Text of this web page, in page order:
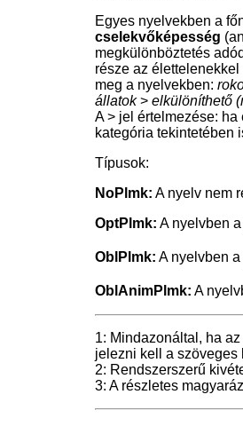
Egyes nyelvekben a
cselekvőképesség
megkülönböztetés
része az
meg a nyelvekben:
állatok>elkülöníthető
A > jel értelmezése:
kategória tekintetében
Típusok:
NoPlmk: A nyelv nem
OptPlmk: A nyelvben
OblPlmk: A nyelvben
OblAnimPlmk: A
1: Mindazonáltal, ha
jelezni kell a szöveges
2: Rendszerszerű
3: A részletes